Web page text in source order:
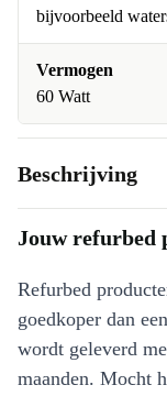
bijvoorbeeld
Vermogen
60 Watt
Beschrijving
Jouw refurbed
Refurbed
goedkoper dan
wordt geleverd
maanden. Mocht